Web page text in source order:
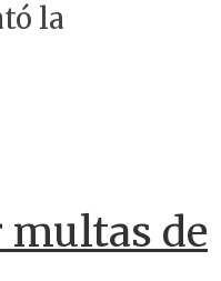
la
multas de